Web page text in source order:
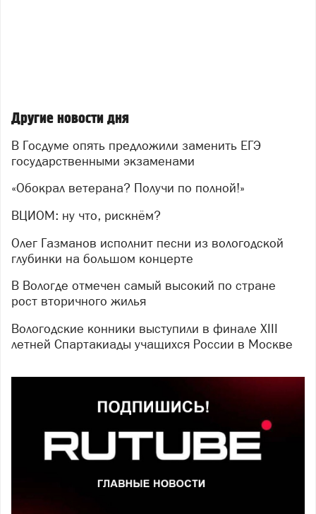
Другие новости дня
В Госдуме опять предложили заменить ЕГЭ
государственными экзаменами
«Обокрал ветерана? Получи по полной!»
ВЦИОМ: ну что, рискнём?
Олег Газманов исполнит песни из вологодской
глубинки на большом концерте
В Вологде отмечен самый высокий по стране
рост вторичного жилья
Вологодские конники выступили в финале XIII
летней Спартакиады учащихся России в Москве